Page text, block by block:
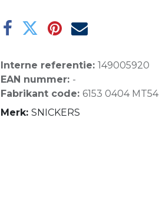
Interne referentie: 149005920
EAN nummer: -
Fabrikant code: 6153 0404 MT54
Merk: SNICKERS